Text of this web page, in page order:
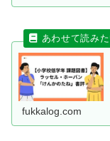
fukkalog.com